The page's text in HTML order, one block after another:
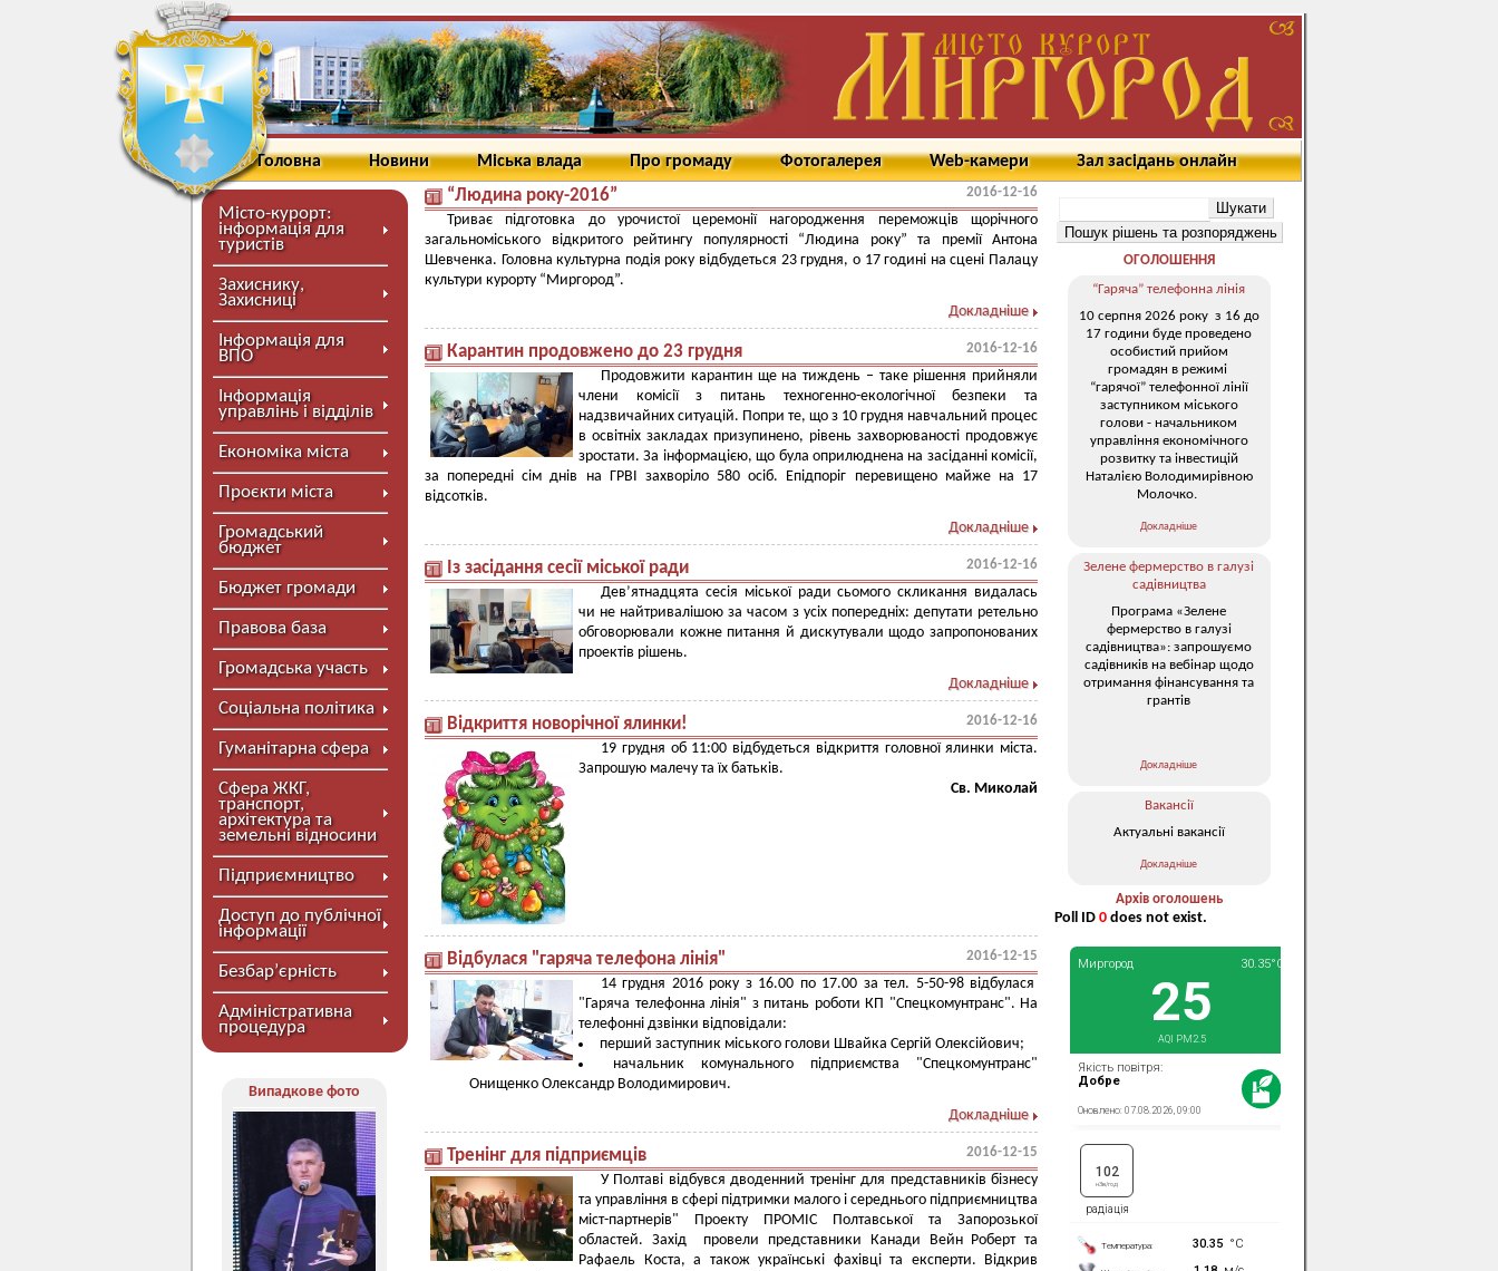
Головна Новини Міська влада Про громаду Фотогалерея Web-камери Зал засідань онлайн
Місто-курорт:
інформація для
туристів
Захиснику,
Захисниці
Інформація для
ВПО
Інформація
управлінь і відділів
Економіка міста
Проєкти міста
Громадський
бюджет
Бюджет громади
Правова база
Громадська участь
Соціальна політика
Гуманітарна сфера
Сфера ЖКГ,
транспорт,
архітектура та
земельні відносини
Підприємництво
Доступ до публічної
інформації
Безбар’єрність
Адміністративна
процедура
Випадкове фото
“Людина року-2016” 2016-12-16
Триває підготовка до урочистої церемонії нагородження переможців щорічного
загальноміського відкритого рейтингу популярності “Людина року” та премії Антона
Шевченка. Головна культурна подія року відбудеться 23 грудня, о 17 годині на сцені Палацу
культури курорту “Миргород”.
Докладніше
Карантин продовжено до 23 грудня 2016-12-16
Продовжити карантин ще на тиждень – таке рішення прийняли
члени комісії з питань техногенно-екологічної безпеки та
надзвичайних ситуацій. Попри те, що з 10 грудня навчальний процес
в освітніх закладах призупинено, рівень захворюваності продовжує
зростати. За інформацією, що була оприлюднена на засіданні комісії,
за попередні сім днів на ГРВІ захворіло 580 осіб. Епідпоріг перевищено майже на 17
відсотків.
Докладніше
Із засідання сесії міської ради 2016-12-16
Дев’ятнадцята сесія міської ради сьомого скликання видалась
чи не найтривалішою за часом з усіх попередніх: депутати ретельно
обговорювали кожне питання й дискутували щодо запропонованих
проектів рішень.
Докладніше
Відкриття новорічної ялинки! 2016-12-16
19 грудня об 11:00 відбудеться відкриття головної ялинки міста.
Запрошую малечу та їх батьків.
Св. Миколай
Відбулася "гаряча телефона лінія" 2016-12-15
14 грудня 2016 року з 16.00 по 17.00 за тел. 5-50-98 відбулася
"Гаряча телефонна лінія" з питань роботи КП "Спецкомунтранс". На
телефонні дзвінки відповідали:
перший заступник міського голови Швайка Сергій Олексійович;
начальник комунального підприємства "Спецкомунтранс"
Онищенко Олександр Володимирович.
Докладніше
Тренінг для підприємців 2016-12-15
У Полтаві відбувся дводенний тренінг для представників бізнесу
та управління в сфері підтримки малого і середнього підприємництва
міст-партнерів" Проекту ПРОМІС Полтавської та Запорозької
областей. Захід провели представники Канади Вейн Роберт та
Рафаель Коста, а також українські фахівці та експерти. Відкрив
ОГОЛОШЕННЯ
“Гаряча” телефонна лінія
10 серпня 2026 року з 16 до
17 години буде проведено
особистий прийом
громадян в режимі
“гарячої” телефонної лінії
заступником міського
голови - начальником
управління економічного
розвитку та інвестицій
Наталією Володимирівною
Молочко.
Докладніше
Зелене фермерство в галузі
садівництва
Програма «Зелене
фермерство в галузі
садівництва»: запрошуємо
садівників на вебінар щодо
отримання фінансування та
грантів
Докладніше
Вакансії
Актуальні вакансії
Докладніше
Архів оголошень
Poll ID 0 does not exist.